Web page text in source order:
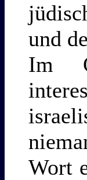
und
Im
Wort